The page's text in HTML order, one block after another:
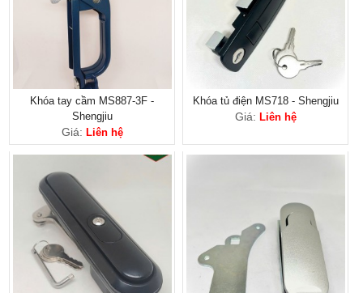
Khóa tay cầm MS887-3F -
Shengjiu
Giá: Liên hệ
Khóa tủ điện MS718 - Shengjiu
Giá: Liên hệ